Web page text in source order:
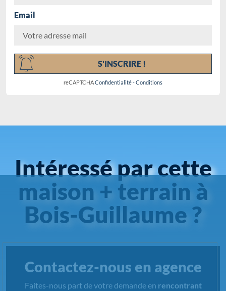
Email
S'INSCRIRE !
reCAPTCHAConfidentialité-Conditions
Intéressé par cette
maison + terrain à
Bois-Guillaume ?
Contactez-nous en agence
Faites-nous part de votre demande en rencontrant